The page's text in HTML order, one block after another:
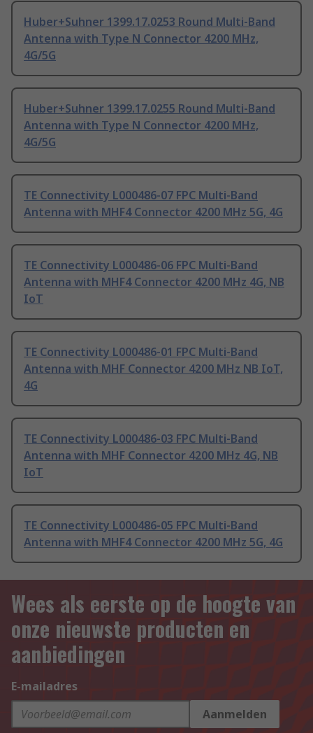
Huber+Suhner 1399.17.0253 Round Multi-Band
Antenna with Type N Connector 4200 MHz,
4G/5G
Huber+Suhner 1399.17.0255 Round Multi-Band
Antenna with Type N Connector 4200 MHz,
4G/5G
TE Connectivity L000486-07 FPC Multi-Band
Antenna with MHF4 Connector 4200 MHz 5G, 4G
TE Connectivity L000486-06 FPC Multi-Band
Antenna with MHF4 Connector 4200 MHz 4G, NB
IoT
TE Connectivity L000486-01 FPC Multi-Band
Antenna with MHF Connector 4200 MHz NB IoT,
4G
TE Connectivity L000486-03 FPC Multi-Band
Antenna with MHF Connector 4200 MHz 4G, NB
IoT
TE Connectivity L000486-05 FPC Multi-Band
Antenna with MHF4 Connector 4200 MHz 5G, 4G
Wees als eerste op de hoogte van
onze nieuwste producten en
aanbiedingen
E-mailadres
Aanmelden